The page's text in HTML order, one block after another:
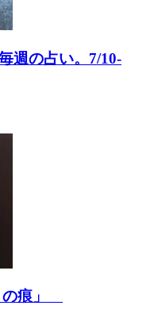
週の占い。7/10-
の痕」